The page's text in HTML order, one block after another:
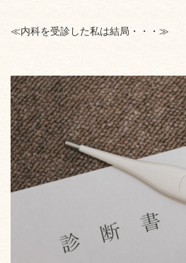
≪内科を受診した私は結局・・・≫